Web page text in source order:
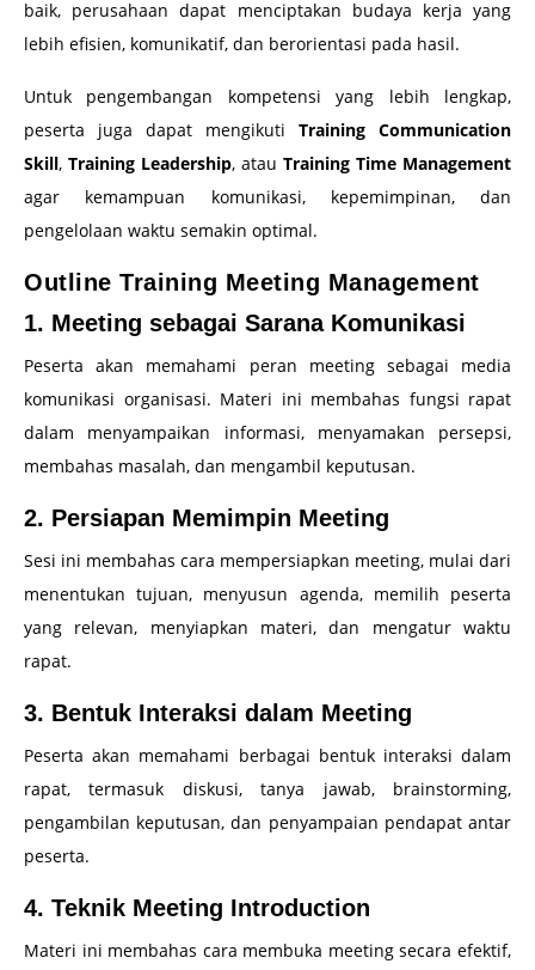
baik, perusahaan dapat menciptakan budaya kerja yang
lebih efisien, komunikatif, dan berorientasi pada hasil.
Untuk pengembangan kompetensi yang lebih lengkap,
peserta juga dapat mengikuti Training Communication
Skill, Training Leadership, atau Training Time Management
agar kemampuan komunikasi, kepemimpinan, dan
pengelolaan waktu semakin optimal.
Outline Training Meeting Management
1. Meeting sebagai Sarana Komunikasi
Peserta akan memahami peran meeting sebagai media
komunikasi organisasi. Materi ini membahas fungsi rapat
dalam menyampaikan informasi, menyamakan persepsi,
membahas masalah, dan mengambil keputusan.
2. Persiapan Memimpin Meeting
Sesi ini membahas cara mempersiapkan meeting, mulai dari
menentukan tujuan, menyusun agenda, memilih peserta
yang relevan, menyiapkan materi, dan mengatur waktu
rapat.
3. Bentuk Interaksi dalam Meeting
Peserta akan memahami berbagai bentuk interaksi dalam
rapat, termasuk diskusi, tanya jawab, brainstorming,
pengambilan keputusan, dan penyampaian pendapat antar
peserta.
4. Teknik Meeting Introduction
Materi ini membahas cara membuka meeting secara efektif,